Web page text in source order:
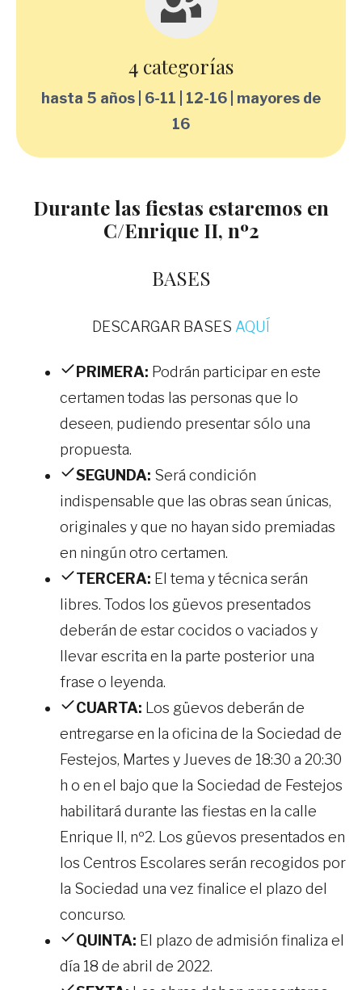
4 categorías
hasta 5 años | 6-11 | 12-16 | mayores de
16
Durante las fiestas estaremos en
C/Enrique II, nº2
BASES
DESCARGAR BASES AQUÍ
PRIMERA: Podrán participar en este
certamen todas las personas que lo
deseen, pudiendo presentar sólo una
propuesta.
SEGUNDA: Será condición
indispensable que las obras sean únicas,
originales y que no hayan sido premiadas
en ningún otro certamen.
TERCERA: El tema y técnica serán
libres. Todos los güevos presentados
deberán de estar cocidos o vaciados y
llevar escrita en la parte posterior una
frase o leyenda.
CUARTA: Los güevos deberán de
entregarse en la oficina de la Sociedad de
Festejos, Martes y Jueves de 18:30 a 20:30
h o en el bajo que la Sociedad de Festejos
habilitará durante las fiestas en la calle
Enrique II, nº2. Los güevos presentados en
los Centros Escolares serán recogidos por
la Sociedad una vez finalice el plazo del
concurso.
QUINTA: El plazo de admisión finaliza el
día 18 de abril de 2022.